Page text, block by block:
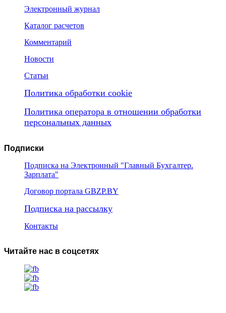
Электронный журнал
Каталог расчетов
Комментарий
Новости
Статьи
Политика обработки cookie
Политика оператора в отношении обработки
персональных данных
Подписки
Подписка на Электронный "Главный Бухгалтер.
Зарплата"
Договор портала GBZP.BY
Подписка на рассылку
Контакты
Читайте нас в соцсетях